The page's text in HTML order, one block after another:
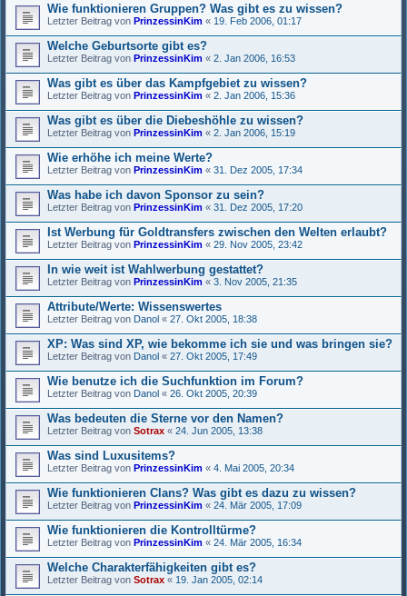
Wie funktionieren Gruppen? Was gibt es zu wissen?
Letzter Beitrag von PrinzessinKim « 19. Feb 2006, 01:17
Welche Geburtsorte gibt es?
Letzter Beitrag von PrinzessinKim « 2. Jan 2006, 16:53
Was gibt es über das Kampfgebiet zu wissen?
Letzter Beitrag von PrinzessinKim « 2. Jan 2006, 15:36
Was gibt es über die Diebeshöhle zu wissen?
Letzter Beitrag von PrinzessinKim « 2. Jan 2006, 15:19
Wie erhöhe ich meine Werte?
Letzter Beitrag von PrinzessinKim « 31. Dez 2005, 17:34
Was habe ich davon Sponsor zu sein?
Letzter Beitrag von PrinzessinKim « 31. Dez 2005, 17:20
Ist Werbung für Goldtransfers zwischen den Welten erlaubt?
Letzter Beitrag von PrinzessinKim « 29. Nov 2005, 23:42
In wie weit ist Wahlwerbung gestattet?
Letzter Beitrag von PrinzessinKim « 3. Nov 2005, 21:35
Attribute/Werte: Wissenswertes
Letzter Beitrag von Danol « 27. Okt 2005, 18:38
XP: Was sind XP, wie bekomme ich sie und was bringen sie?
Letzter Beitrag von Danol « 27. Okt 2005, 17:49
Wie benutze ich die Suchfunktion im Forum?
Letzter Beitrag von Danol « 26. Okt 2005, 20:39
Was bedeuten die Sterne vor den Namen?
Letzter Beitrag von Sotrax « 24. Jun 2005, 13:38
Was sind Luxusitems?
Letzter Beitrag von PrinzessinKim « 4. Mai 2005, 20:34
Wie funktionieren Clans? Was gibt es dazu zu wissen?
Letzter Beitrag von PrinzessinKim « 24. Mär 2005, 17:09
Wie funktionieren die Kontrolltürme?
Letzter Beitrag von PrinzessinKim « 24. Mär 2005, 16:34
Welche Charakterfähigkeiten gibt es?
Letzter Beitrag von Sotrax « 19. Jan 2005, 02:14